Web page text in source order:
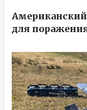
для